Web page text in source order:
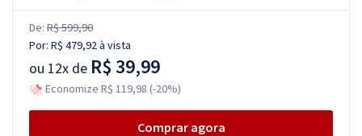
De: R$ 599,90
Por: R$ 479,92à vista
ou 12x de R$ 39,99
Economize R$ 119,98 (-20%)
Comprar agora